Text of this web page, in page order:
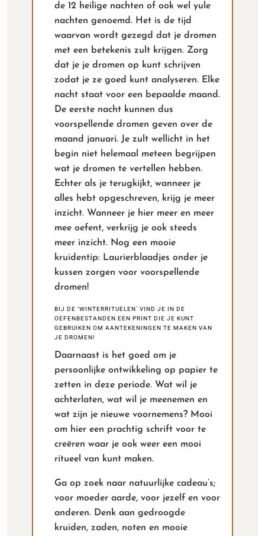
de 12 heilige nachten of ook wel yule
nachten genoemd. Het is de tijd
waarvan wordt gezegd dat je dromen
met een betekenis zult krijgen. Zorg
dat je je dromen op kunt schrijven
zodat je ze goed kunt analyseren. Elke
nacht staat voor een bepaalde maand.
De eerste nacht kunnen dus
voorspellende dromen geven over de
maand januari. Je zult wellicht in het
begin niet helemaal meteen begrijpen
wat je dromen te vertellen hebben.
Echter als je terugkijkt, wanneer je
alles hebt opgeschreven, krijg je meer
inzicht. Wanneer je hier meer en meer
mee oefent, verkrijg je ook steeds
meer inzicht. Nog een mooie
kruidentip: Laurierblaadjes onder je
kussen zorgen voor voorspellende
dromen!
BIJ DE ‘WINTERRITUELEN’ VIND JE IN DE
OEFENBESTANDEN EEN PRINT DIE JE KUNT
GEBRUIKEN OM AANTEKENINGEN TE MAKEN VAN
JE DROMEN!
Daarnaast is het goed om je
persoonlijke ontwikkeling op papier te
zetten in deze periode. Wat wil je
achterlaten, wat wil je meenemen en
wat zijn je nieuwe voornemens? Mooi
om hier een prachtig schrift voor te
creëren waar je ook weer een mooi
ritueel van kunt maken.
Ga op zoek naar natuurlijke cadeau’s;
voor moeder aarde, voor jezelf en voor
anderen. Denk aan gedroogde
kruiden, zaden, noten en mooie